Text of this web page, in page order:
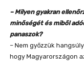
– Milyen gyakran
minőségét és miből
panaszok?
– Nem győzzük
hogy Magyarországon